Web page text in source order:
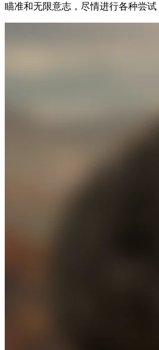
瞄准和无限意志，尽情进行各种尝试